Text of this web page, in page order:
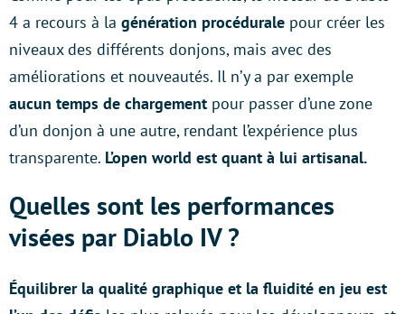
4 a recours à la génération procédurale pour créer les
niveaux des différents donjons, mais avec des
améliorations et nouveautés. Il n’y a par exemple
aucun temps de chargement pour passer d’une zone
d’un donjon à une autre, rendant l’expérience plus
transparente. L’open world est quant à lui artisanal.
Quelles sont les performances
visées par Diablo IV ?
Équilibrer la qualité graphique et la fluidité en jeu est